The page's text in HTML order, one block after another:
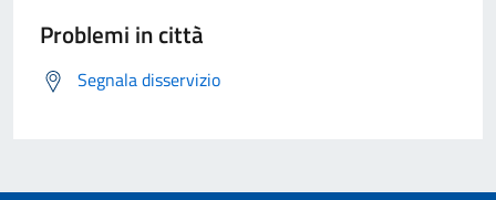
Problemi in città
Segnala disservizio